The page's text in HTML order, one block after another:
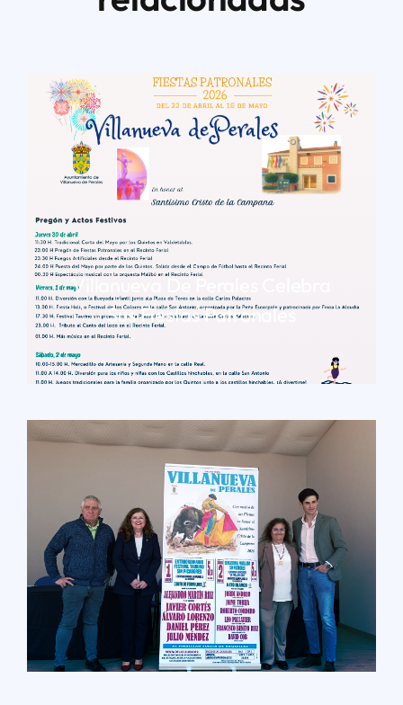
Villanueva De Perales Celebra
Sus Fiestas Patronales
LEER MÁS